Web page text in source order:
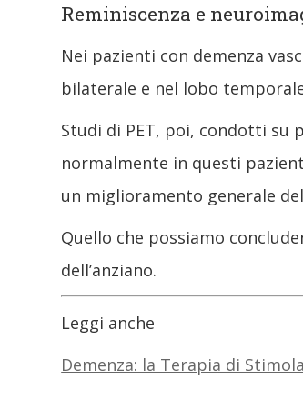
Reminiscenza e
Nei pazienti con demenza
bilaterale e nel lobo
Studi di PET, poi, condotti su
normalmente in questi
un miglioramento generale
Quello che possiamo
dell’anziano.
Leggi anche
Demenza: la Terapia di